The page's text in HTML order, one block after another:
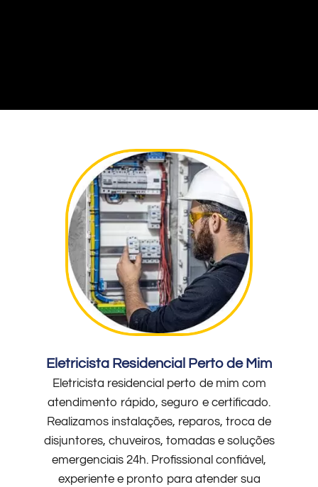
Eletricista Residencial Perto de Mim
Eletricista residencial perto de mim com
atendimento rápido, seguro e certificado.
Realizamos instalações, reparos, troca de
disjuntores, chuveiros, tomadas e soluções
emergenciais 24h. Profissional confiável,
experiente e pronto para atender sua